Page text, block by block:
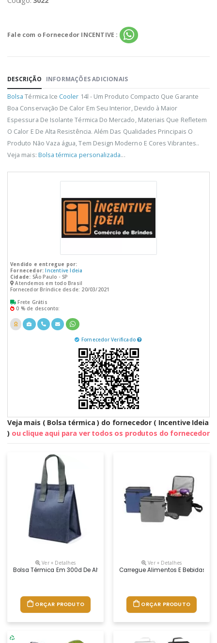
Fale com o Fornecedor INCENTIVE :
DESCRIÇÃO INFORMAÇÕES ADICIONAIS
Bolsa Térmica Ice Cooler 14l - Um Produto Compacto Que Garante
Boa Conservação De Calor Em Seu Interior, Devido à Maior
Espessura De Isolante Térmica Do Mercado, Materiais Que Refletem
O Calor E De Alta Resistência. Além Das Qualidades Principais O
Produto Não Vaza água, Tem Design Moderno E Cores Vibrantes..
Veja mais: Bolsa térmica personalizada...
Vendido e entregue por:
Fornecedor: Incentive Ideia
Cidade: SÃo Paulo - SP
Atendemos em todo Brasil
Fornecedor Bríndice desde: 20/03/2021
Frete Grátis
0 % de desconto:
Fornecedor Verificado
Veja mais ( Bolsa térmica ) do fornecedor ( Incentive Ideia
) ou clique aqui para ver todos os produtos do fornecedor
Ver + Detalhes
Bolsa Térmica Em 300d De Alta Densidade Com Pegas Em Webbing.
ORÇAR PRODUTO
Ver + Detalhes
Carregue Alimentos E Bebidas
ORÇAR PRODUTO